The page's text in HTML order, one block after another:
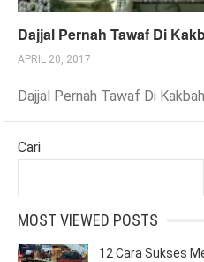
Dajjal Pernah Tawaf Di
APRIL 20, 2017
Dajjal Pernah Tawaf Di
Cari
MOST VIEWED POSTS
12 Cara Sukses